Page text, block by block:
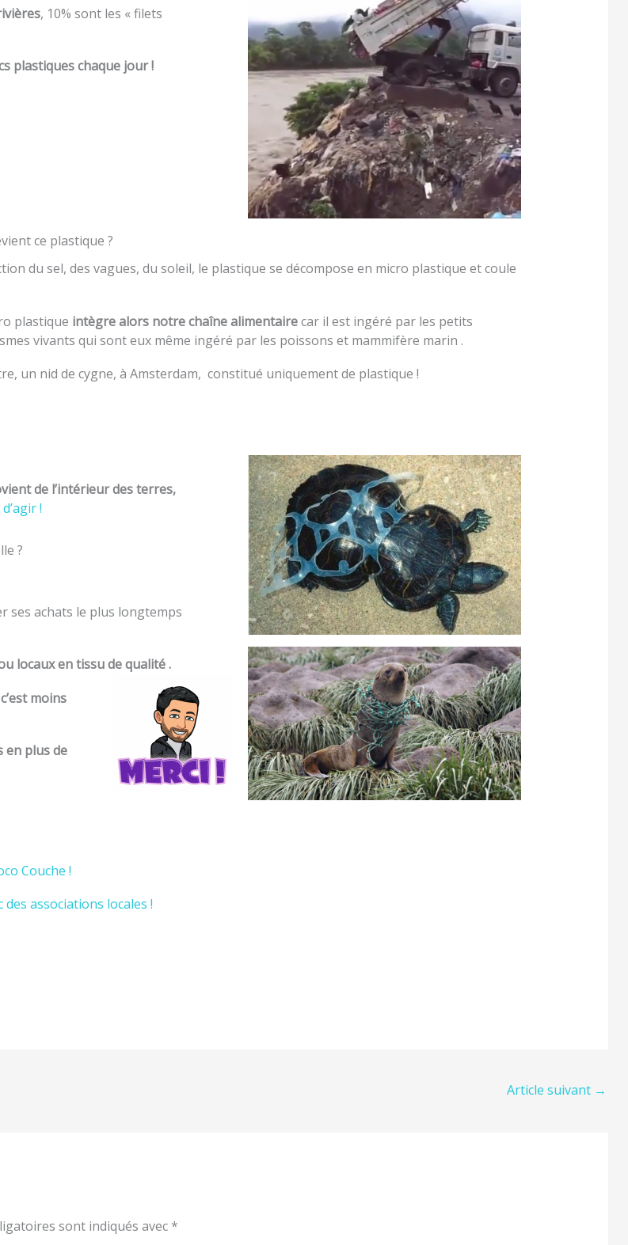
, 10% sont les « filets
plastiques chaque jour !
ce plastique ?
du sel, des vagues, du soleil, le plastique se décompose en micro plastique et coule
plastique intègre alors notre chaîne alimentairecar il est ingéré par les petits
vivants qui sont eux même ingéré par les poissons et mammifère marin .
un nid de cygne, à Amsterdam, constitué uniquement de plastique !
de l’intérieur des terres,
!
?
ses achats le plus longtemps
locaux en tissu de qualité .
moins
en plus de
Couche !
des associations locales !
Article suivant →
sont indiqués avec *